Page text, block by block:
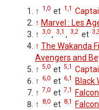
↑ 1,0 et 1,1
↑ Marvel : Les
↑ 3,0, 3,1 , 3,2 et 3,3
↑ The Wakanda
Avengers and
↑ 5,0 et 5,1
↑
6,0 et 6,1 Black
↑ 7,0 et 7,1
↑
8,0 et 8,1